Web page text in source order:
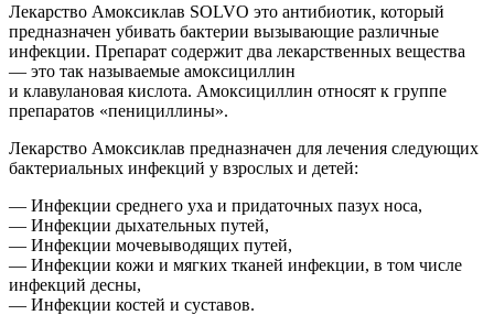
Лекарство Амоксиклав SOLVO это антибиотик, который
предназначен убивать бактерии вызывающие различные
инфекции. Препарат содержит два лекарственных вещества
— это так называемые амоксициллин
и клавулановая кислота. Амоксициллин относят к группе
препаратов «пенициллины».
Лекарство Амоксиклав предназначен для лечения следующих
бактериальных инфекций у взрослых и детей:
— Инфекции среднего уха и придаточных пазух носа,
— Инфекции дыхательных путей,
— Инфекции мочевыводящих путей,
— Инфекции кожи и мягких тканей инфекции, в том числе
инфекций десны,
— Инфекции костей и суставов.